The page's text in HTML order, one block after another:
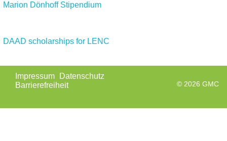
Marion Dönhoff Stipendium
DAAD scholarships for LENC
© 2026 GMC
Navigation
überspringen
Impressum
Datenschutz
Barrierefreiheit